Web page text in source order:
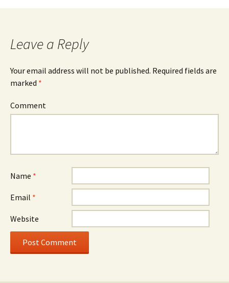
navigation
Leave a Reply
Your email address will not be published. Required fields are
marked *
Comment
Name *
Email *
Website